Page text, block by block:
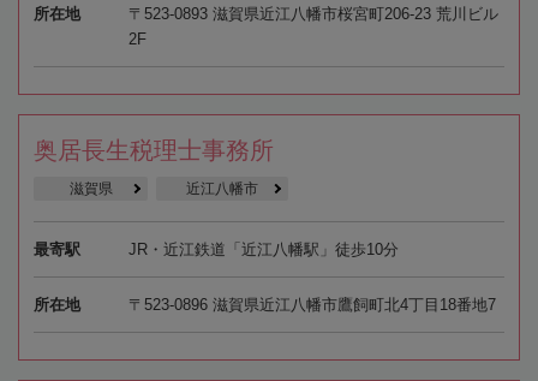
所在地
〒523-0893 滋賀県近江八幡市桜宮町206-23 荒川ビル
2F
奥居長生税理士事務所
滋賀県 近江八幡市
最寄駅 JR・近江鉄道「近江八幡駅」徒歩10分
所在地 〒523-0896 滋賀県近江八幡市鷹飼町北4丁目18番地7